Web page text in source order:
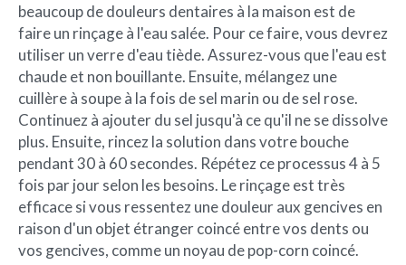
beaucoup de douleurs dentaires à la maison est de
faire un rinçage à l'eau salée. Pour ce faire, vous devrez
utiliser un verre d'eau tiède. Assurez-vous que l'eau est
chaude et non bouillante. Ensuite, mélangez une
cuillère à soupe à la fois de sel marin ou de sel rose.
Continuez à ajouter du sel jusqu'à ce qu'il ne se dissolve
plus. Ensuite, rincez la solution dans votre bouche
pendant 30 à 60 secondes. Répétez ce processus 4 à 5
fois par jour selon les besoins. Le rinçage est très
efficace si vous ressentez une douleur aux gencives en
raison d'un objet étranger coincé entre vos dents ou
vos gencives, comme un noyau de pop-corn coincé.